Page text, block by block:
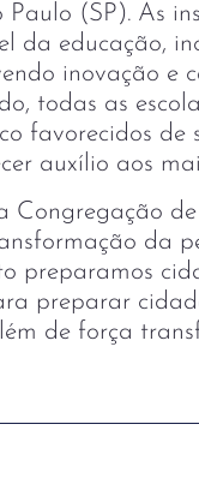
(SP). As
da educação,
inovação e
todas as
favorecidos de
auxílio aos
Congregação
da
preparamos
preparar
de força